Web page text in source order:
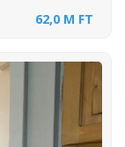
62,0 M FT